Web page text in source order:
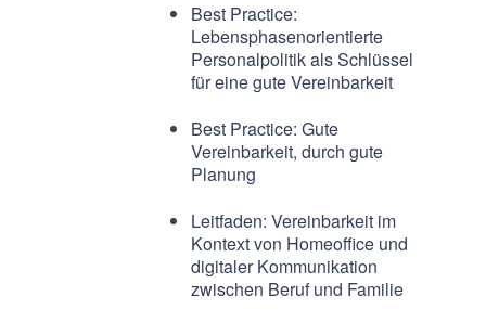
Best Practice:
Lebensphasenorientierte
Personalpolitik als Schlüssel
für eine gute Vereinbarkeit
Best Practice: Gute
Vereinbarkeit, durch gute
Planung
Leitfaden: Vereinbarkeit im
Kontext von Homeoffice und
digitaler Kommunikation
zwischen Beruf und Familie